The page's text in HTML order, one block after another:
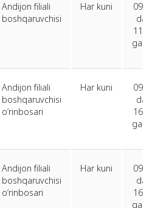
Andijon filiali
boshqaruvchisi
Har kuni
dan
Andijon filiali
boshqaruvchisi
o‘rinbosari
Har kuni
dan
Andijon filiali
boshqaruvchisi
o‘rinbosari
Har kuni
dan